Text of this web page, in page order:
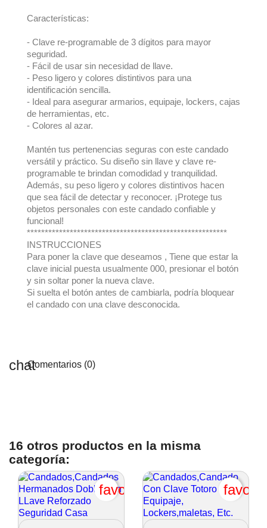
Características:
- Clave re-programable de 3 dígitos para mayor
seguridad.
- Fácil de usar sin necesidad de llave.
- Peso ligero y colores distintivos para una
identificación sencilla.
- Ideal para asegurar armarios, equipaje, lockers, cajas
de herramientas, etc.
- Colores al azar.
Mantén tus pertenencias seguras con este candado
versátil y práctico. Su diseño sin llave y clave re-
programable te brindan comodidad y tranquilidad.
Además, su peso ligero y colores distintivos hacen
que sea fácil de detectar y reconocer. ¡Protege tus
objetos personales con este candado confiable y
funcional!
********************************************************
INSTRUCCIONES
Para poner la clave que deseamos , Tiene que estar la
clave inicial puesta usualmente 000, presionar el botón
y sin soltar poner la nueva clave.
Si suelta el botón antes de cambiarla, podría bloquear
el candado con una clave desconocida.
Comentarios (0)
16 otros productos en la misma
categoría:
favorite_border